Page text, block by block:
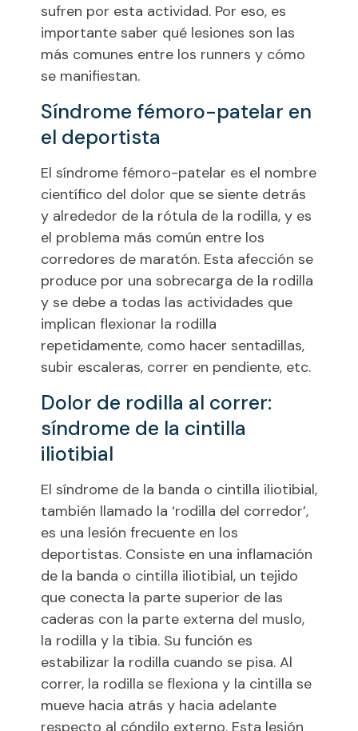
sufren por esta actividad. Por eso, es
importante saber qué lesiones son las
más comunes entre los runners y cómo
se manifiestan.
Síndrome fémoro-patelar en
el deportista
El síndrome fémoro-patelar es el nombre
científico del dolor que se siente detrás
y alrededor de la rótula de la rodilla, y es
el problema más común entre los
corredores de maratón. Esta afección se
produce por una sobrecarga de la rodilla
y se debe a todas las actividades que
implican flexionar la rodilla
repetidamente, como hacer sentadillas,
subir escaleras, correr en pendiente, etc.
Dolor de rodilla al correr:
síndrome de la cintilla
iliotibial
El síndrome de la banda o cintilla iliotibial,
también llamado la ‘rodilla del corredor’,
es una lesión frecuente en los
deportistas. Consiste en una inflamación
de la banda o cintilla iliotibial, un tejido
que conecta la parte superior de las
caderas con la parte externa del muslo,
la rodilla y la tibia. Su función es
estabilizar la rodilla cuando se pisa. Al
correr, la rodilla se flexiona y la cintilla se
mueve hacia atrás y hacia adelante
respecto al cóndilo externo. Esta lesión